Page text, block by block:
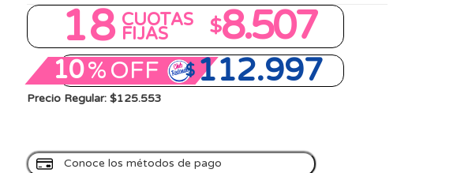
18 CUOTAS
FIJAS $8.507
10%OFF $112.997
Precio Regular: $125.553
Conoce los métodos de pago